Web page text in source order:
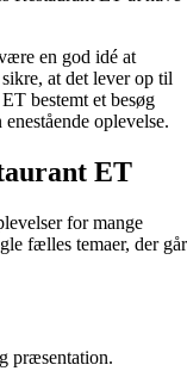
en god idé at
at det lever op til
bestemt et besøg
oplevelse.
ET
for mange
fælles temaer, der går
præsentation.